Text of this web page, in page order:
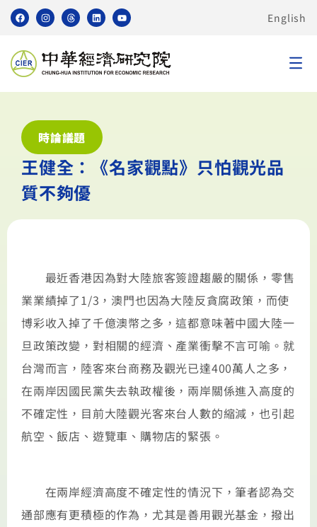
English
時論議題
王健全：《名家觀點》只怕觀光品
質不夠優
最近香港因為對大陸旅客簽證趨嚴的關係，零售
業業績掉了1/3，澳門也因為大陸反貪腐政策，而使
博彩收入掉了千億澳幣之多，這都意味著中國大陸一
旦政策改變，對相關的經濟、產業衝擊不言可喻。就
台灣而言，陸客來台商務及觀光已達400萬人之多，
在兩岸因國民黨失去執政權後，兩岸關係進入高度的
不確定性，目前大陸觀光客來台人數的縮減，也引起
航空、飯店、遊覽車、購物店的緊張。
在兩岸經濟高度不確定性的情況下，筆者認為交
通部應有更積極的作為，尤其是善用觀光基金，撥出